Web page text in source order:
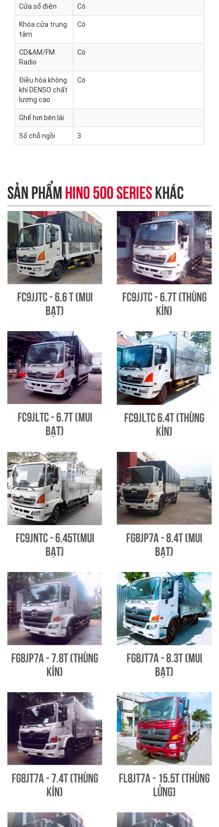
Cửa sổ điện Có
Khóa cửa trung
tâm
Có
CD&AM/FM
Radio
Có
Điều hòa không
khí DENSO chất
lượng cao
Có
Ghế hơi bên lái
Số chỗ ngồi 3
SẢN PHẨMHINO 500 SERIESKHÁC
FC9JJTC - 6.6 T (Mui
bạt)
FC9JJTC - 6.7T (Thùng
kín)
FC9JLTC - 6.7T (Mui
bạt)
FC9JLTC 6.4T (Thùng
kín)
FC9JNTC - 6.45T(Mui
bạt)
FG8JP7A - 8.4T (Mui
bạt)
FG8JP7A - 7.8T (Thùng
kín)
FG8JT7A - 8.3T (Mui
bạt)
FG8JT7A - 7.4T (Thùng
kín)
FL8JT7A - 15.5T (Thùng
lửng)